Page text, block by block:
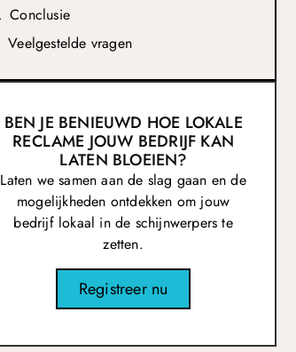
Conclusie
Veelgestelde vragen
BEN JE BENIEUWD HOE LOKALE
RECLAME JOUW BEDRIJF KAN
LATEN BLOEIEN?
Laten we samen aan de slag gaan en de
mogelijkheden ontdekken om jouw
bedrijf lokaal in de schijnwerpers te
zetten.
Registreer nu